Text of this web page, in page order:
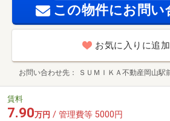
この物件にお問い
お気に入りに追
お問い合わせ先 ＳＵＭＩＫＡ不動産岡山
賃料
7.90万円 / 管理費等 5000円